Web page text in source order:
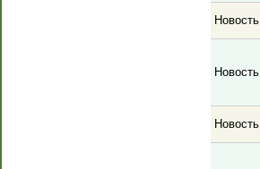
Новость
Новость
Новость